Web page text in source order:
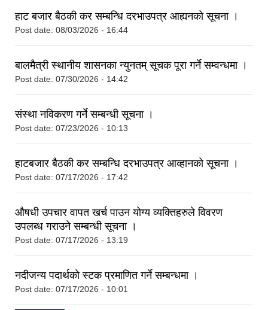
हाट बजार बैठकी कर सम्बन्धि दरभाउपत्र आह्यनको सूचना ।
Post date: 08/03/2026 - 16:44
बालमैत्री स्थानीय शासनका न्युनतम् सूचक पूरा गर्ने सम्वन्धमा ।
Post date: 07/30/2026 - 14:42
संस्था नविकरण गर्ने सम्बन्धी सूचना ।
Post date: 07/23/2026 - 10:13
हाटबजार बैठकी कर सम्बन्धि दरभाउपत्र आव्हानको सूचना ।
Post date: 07/17/2026 - 17:42
औषधी उपचार वापत खर्च पाउन योग्य व्यक्तिहरुले विवरण
उपलब्ध गराउने सम्बन्धी सूचना ।
Post date: 07/17/2026 - 13:19
नदीजन्य पदार्थको स्टक प्रमाणित गर्ने सम्बन्धमा ।
Post date: 07/17/2026 - 10:01